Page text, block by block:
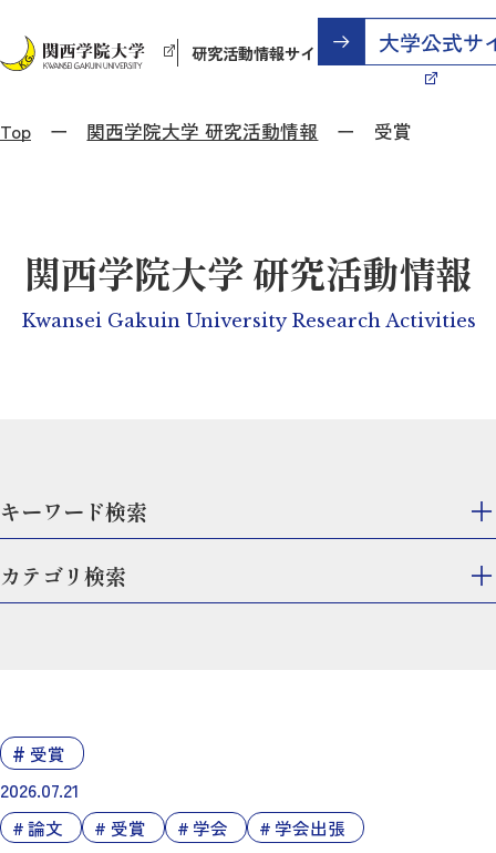
研究活動情報サイト
Top 関西学院大学 研究活動情報 受賞
関西学院大学 研究活動情報
Kwansei Gakuin University Research Activities
キーワード検索
カテゴリ検索
受賞
2026.07.21
論文 受賞 学会 学会出張